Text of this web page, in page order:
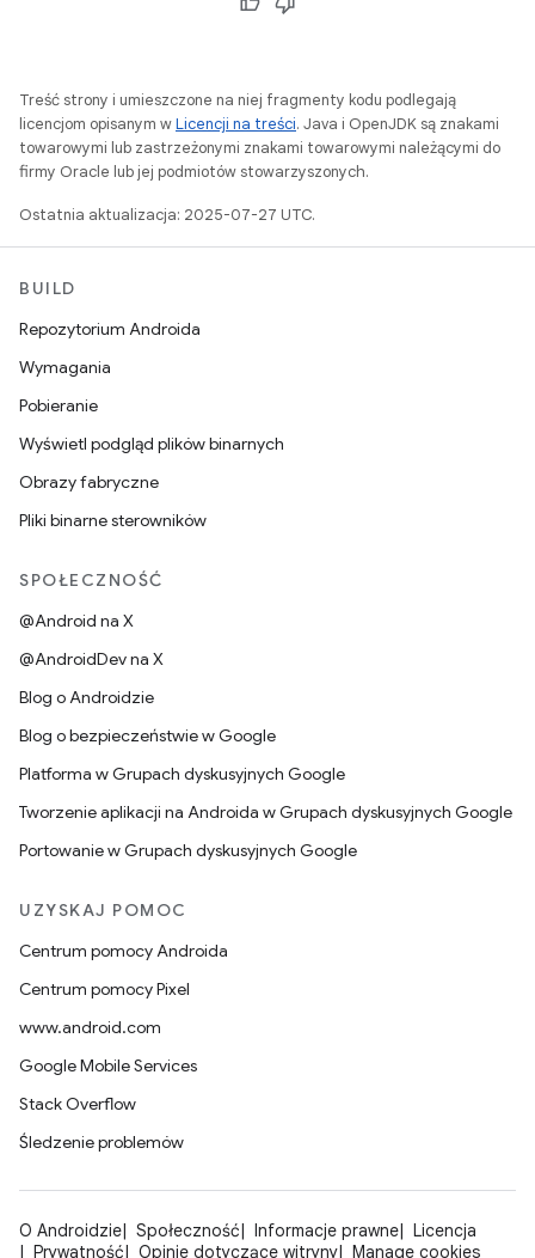
Treść strony i umieszczone na niej fragmenty kodu podlegają
licencjom opisanym wLicencji na treści. Java i OpenJDK są znakami
towarowymi lub zastrzeżonymi znakami towarowymi należącymi do
firmy Oracle lub jej podmiotów stowarzyszonych.
Ostatnia aktualizacja: 2025-07-27 UTC.
BUILD
Repozytorium Androida
Wymagania
Pobieranie
Wyświetl podgląd plików binarnych
Obrazy fabryczne
Pliki binarne sterowników
SPOŁECZNOŚĆ
@Android na X
@AndroidDev na X
Blog o Androidzie
Blog o bezpieczeństwie w Google
Platforma w Grupach dyskusyjnych Google
Tworzenie aplikacji na Androida w Grupach dyskusyjnych Google
Portowanie w Grupach dyskusyjnych Google
UZYSKAJ POMOC
Centrum pomocy Androida
Centrum pomocy Pixel
www.android.com
Google Mobile Services
Stack Overflow
Śledzenie problemów
O Androidzie Społeczność Informacje prawne
Licencja
Prywatność
Opinie dotyczące witryny Manage cookies